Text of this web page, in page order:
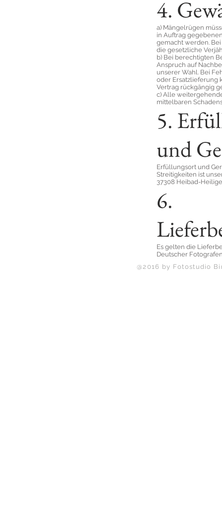
4.
a) Mängelrügen
in Auftrag
gemacht werden.
die gesetzliche
b) Bei berechtigten
Anspruch auf
unserer Wahl. Bei
oder Ersatzlieferung
Vertrag rückgängig
c) Alle
mittelbaren
5.
und
Erfüllungsort und
Streitigkeiten ist
37308 Heibad-
6.
Es gelten die
Deutscher
@2016 by Fotostudio